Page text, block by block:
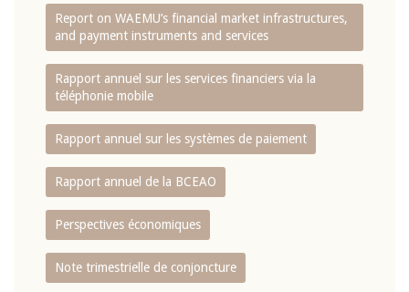
Report on WAEMU’s financial market infrastructures,
and payment instruments and services
Rapport annuel sur les services financiers via la
téléphonie mobile
Rapport annuel sur les systèmes de paiement
Rapport annuel de la BCEAO
Perspectives économiques
Note trimestrielle de conjoncture